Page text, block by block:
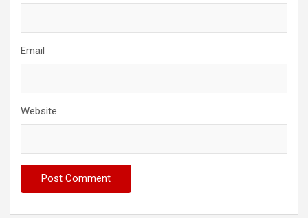
Email
Website